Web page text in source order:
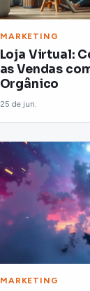
MARKETING
Loja Virtual:
as Vendas
Orgânico
25 de jun.
MARKETING